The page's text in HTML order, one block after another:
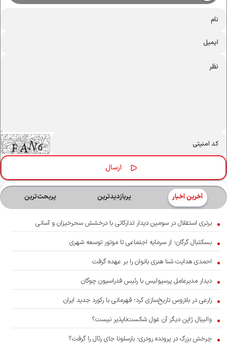
آخرین اخبار پربازدیدترین پربحث‌ترین‌
برتری استقلال در سومین دیدار تدارکاتی با درخشش سحرخیزان و آسانی
بسکتبال گرگان؛ از سرمایه اجتماعی تا موتور توسعه شهری
احمدی هدایت شنا هنری بانوان را بر عهده گرفت
دیدار مدیرعامل پرسپولیس با رئیس فدراسیون چوگان
زارعی در بلاروس تاریخ‌سازی کرد؛ قهرمانی با رکورد جدید ایران
والیبال ژاپن دیگر آن غول شکست‌ناپذیر نیست؟
چرخش بزرگ در پرونده رودری؛ بارسلونا جای رئال را گرفت؟